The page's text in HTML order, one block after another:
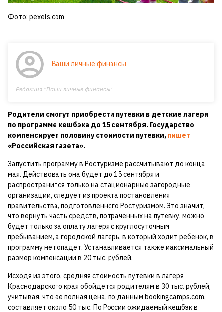
Фото: pexels.com
Ваши личные финансы
Редакция "Ваши личные финансы"
Родители смогут приобрести путевки в детские лагеря
по программе кешбэка до 15 сентября. Государство
компенсирует половину стоимости путевки, пишет
«Российская газета».
Запустить программу в Ростуризме рассчитывают до конца
мая. Действовать она будет до 15 сентября и
распространится только на стационарные загородные
организации, следует из проекта постановления
правительства, подготовленного Ростуризмом. Это значит,
что вернуть часть средств, потраченных на путевку, можно
будет только за оплату лагеря с круглосуточным
пребыванием, а городской лагерь, в который ходит ребенок, в
программу не попадет. Устанавливается также максимальный
размер компенсации в 20 тыс. рублей.
Исходя из этого, средняя стоимость путевки в лагеря
Краснодарского края обойдется родителям в 30 тыс. рублей,
учитывая, что ее полная цена, по данным bookingсamps.com,
составляет около 50 тыс. По России ожидаемый кешбэк в